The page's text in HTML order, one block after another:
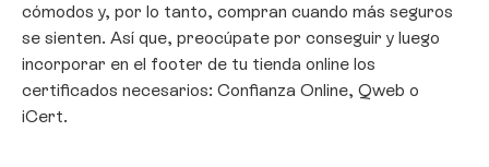
cómodos y, por lo tanto, compran cuando más seguros
se sienten. Así que, preocúpate por conseguir y luego
incorporar en el footer de tu tienda online los
certificados necesarios: Confianza Online, Qweb o
iCert.